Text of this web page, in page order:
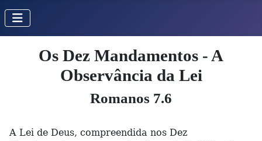
Os Dez Mandamentos - A
Observância da Lei
Romanos 7.6
A Lei de Deus, compreendida nos Dez